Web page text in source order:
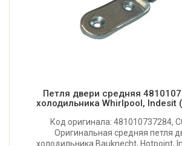
Петля двери средняя
холодильника Whirlpool, Indesit
Код оригинала: 481010737284,
Оригинальная средняя петля
холодильника Bauknecht, Hotpoint,